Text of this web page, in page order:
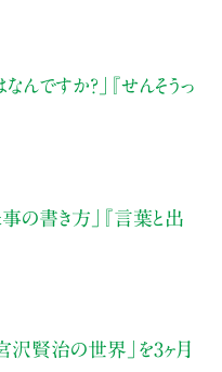
なんですか？」
『せんそうっ
事の書き方」
『言葉と出
宮沢賢治の世界」を3ヶ月